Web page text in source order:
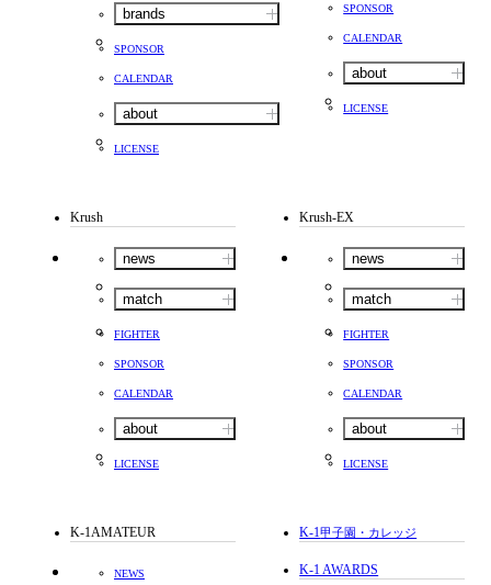
brands
SPONSOR
CALENDAR
about
LICENSE
SPONSOR
CALENDAR
about
LICENSE
Krush
news
match
FIGHTER
SPONSOR
CALENDAR
about
LICENSE
Krush-EX
news
match
FIGHTER
SPONSOR
CALENDAR
about
LICENSE
K-1AMATEUR
NEWS
K-1甲子園・カレッジ
K-1 AWARDS